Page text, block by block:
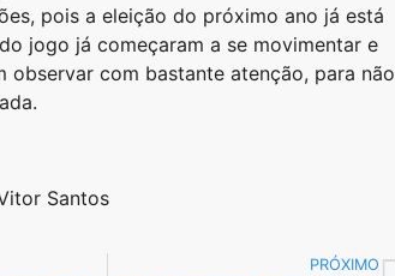
pois a eleição do próximo ano já está
jogo já começaram a se movimentar e
observar com bastante atenção, para não
Santos
PRÓXIMO